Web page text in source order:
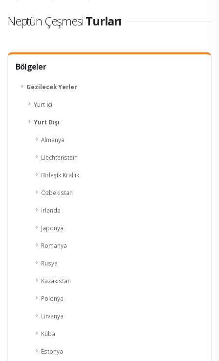
Bölgeler
Gezilecek Yerler
Yurt İçi
Yurt Dışı
Almanya
Liechtenstein
Birleşik Krallık
Özbekistan
İrlanda
Japonya
Romanya
Rusya
Kazakistan
Polonya
Litvanya
Küba
Estonya
Neptün ÇeşmesiTurları